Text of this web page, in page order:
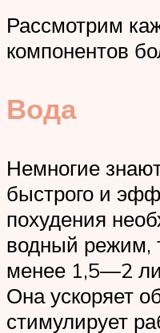
Рассмотрим
компонентов
Вода
Немногие
быстрого и
похудения
водный режим,
менее 1,5—2
Она ускоряет
стимулирует